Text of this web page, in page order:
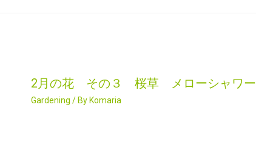
2月の花 その３ 桜草 メローシャワー
Gardening / By Komaria